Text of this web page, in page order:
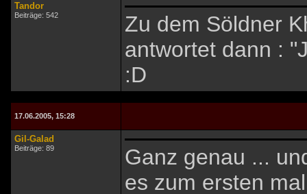
Tandor
Beiträge: 542
Zu dem Söldner
antwortet dann :
:D
17.06.2005, 15:28
Gil-Galad
Beiträge: 89
Ganz genau ...
es zum ersten